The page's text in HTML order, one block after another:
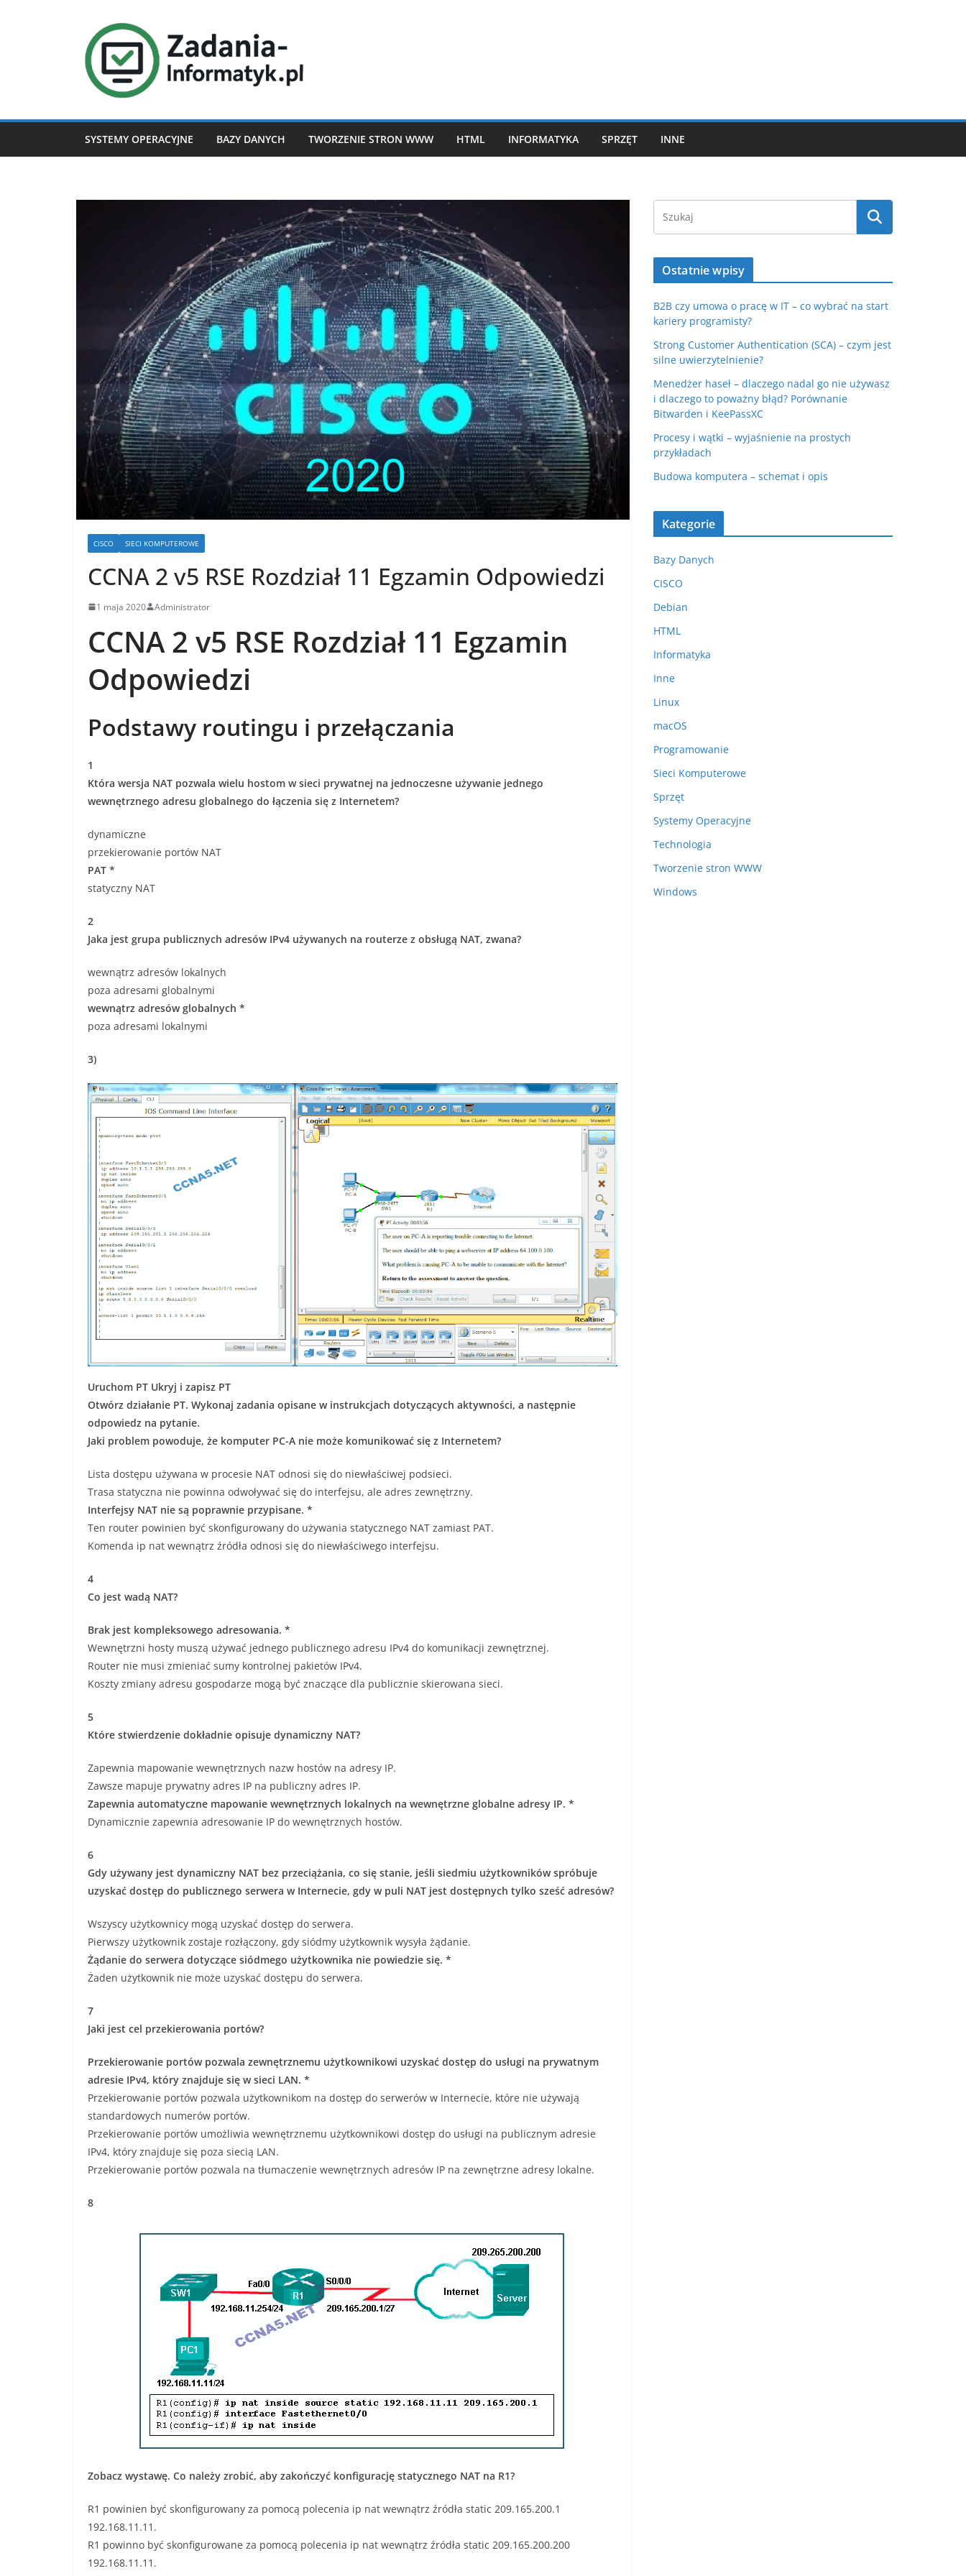
SYSTEMY OPERACYJNE BAZY DANYCH TWORZENIE STRON WWW HTML INFORMATYKA SPRZĘT INNE
CISCO SIECI KOMPUTEROWE
CCNA 2 v5 RSE Rozdział 11 Egzamin Odpowiedzi
1 maja 2020 Administrator
CCNA 2 v5 RSE Rozdział 11 Egzamin
Odpowiedzi
Podstawy routingu i przełączania
1
Która wersja NAT pozwala wielu hostom w sieci prywatnej na jednoczesne używanie jednego
wewnętrznego adresu globalnego do łączenia się z Internetem?
dynamiczne
przekierowanie portów NAT
PAT *
statyczny NAT
2
Jaka jest grupa publicznych adresów IPv4 używanych na routerze z obsługą NAT, zwana?
wewnątrz adresów lokalnych
poza adresami globalnymi
wewnątrz adresów globalnych *
poza adresami lokalnymi
3)
Uruchom PT Ukryj i zapisz PT
Otwórz działanie PT. Wykonaj zadania opisane w instrukcjach dotyczących aktywności, a następnie
odpowiedz na pytanie.
Jaki problem powoduje, że komputer PC-A nie może komunikować się z Internetem?
Lista dostępu używana w procesie NAT odnosi się do niewłaściwej podsieci.
Trasa statyczna nie powinna odwoływać się do interfejsu, ale adres zewnętrzny.
Interfejsy NAT nie są poprawnie przypisane. *
Ten router powinien być skonfigurowany do używania statycznego NAT zamiast PAT.
Komenda ip nat wewnątrz źródła odnosi się do niewłaściwego interfejsu.
4
Co jest wadą NAT?
Brak jest kompleksowego adresowania. *
Wewnętrzni hosty muszą używać jednego publicznego adresu IPv4 do komunikacji zewnętrznej.
Router nie musi zmieniać sumy kontrolnej pakietów IPv4.
Koszty zmiany adresu gospodarze mogą być znaczące dla publicznie skierowana sieci.
5
Które stwierdzenie dokładnie opisuje dynamiczny NAT?
Zapewnia mapowanie wewnętrznych nazw hostów na adresy IP.
Zawsze mapuje prywatny adres IP na publiczny adres IP.
Zapewnia automatyczne mapowanie wewnętrznych lokalnych na wewnętrzne globalne adresy IP. *
Dynamicznie zapewnia adresowanie IP do wewnętrznych hostów.
6
Gdy używany jest dynamiczny NAT bez przeciążania, co się stanie, jeśli siedmiu użytkowników spróbuje
uzyskać dostęp do publicznego serwera w Internecie, gdy w puli NAT jest dostępnych tylko sześć adresów?
Wszyscy użytkownicy mogą uzyskać dostęp do serwera.
Pierwszy użytkownik zostaje rozłączony, gdy siódmy użytkownik wysyła żądanie.
Żądanie do serwera dotyczące siódmego użytkownika nie powiedzie się. *
Żaden użytkownik nie może uzyskać dostępu do serwera.
7
Jaki jest cel przekierowania portów?
Przekierowanie portów pozwala zewnętrznemu użytkownikowi uzyskać dostęp do usługi na prywatnym
adresie IPv4, który znajduje się w sieci LAN. *
Przekierowanie portów pozwala użytkownikom na dostęp do serwerów w Internecie, które nie używają
standardowych numerów portów.
Przekierowanie portów umożliwia wewnętrznemu użytkownikowi dostęp do usługi na publicznym adresie
IPv4, który znajduje się poza siecią LAN.
Przekierowanie portów pozwala na tłumaczenie wewnętrznych adresów IP na zewnętrzne adresy lokalne.
8
Zobacz wystawę. Co należy zrobić, aby zakończyć konfigurację statycznego NAT na R1?
R1 powinien być skonfigurowany za pomocą polecenia ip nat wewnątrz źródła static 209.165.200.1
192.168.11.11.
R1 powinno być skonfigurowane za pomocą polecenia ip nat wewnątrz źródła static 209.165.200.200
192.168.11.11.
Ostatnie wpisy
B2B czy umowa o pracę w IT – co wybrać na start
kariery programisty?
Strong Customer Authentication (SCA) – czym jest
silne uwierzytelnienie?
Menedżer haseł – dlaczego nadal go nie używasz
i dlaczego to poważny błąd? Porównanie
Bitwarden i KeePassXC
Procesy i wątki – wyjaśnienie na prostych
przykładach
Budowa komputera – schemat i opis
Kategorie
Bazy Danych
CISCO
Debian
HTML
Informatyka
Inne
Linux
macOS
Programowanie
Sieci Komputerowe
Sprzęt
Systemy Operacyjne
Technologia
Tworzenie stron WWW
Windows